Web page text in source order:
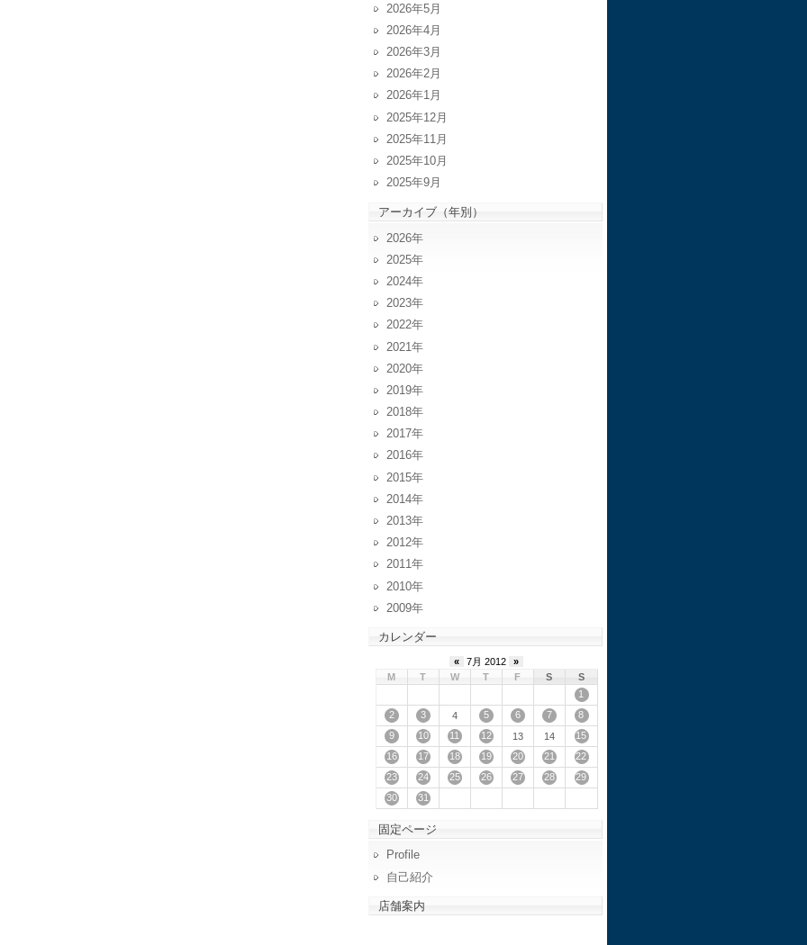
2026年5月
2026年4月
2026年3月
2026年2月
2026年1月
2025年12月
2025年11月
2025年10月
2025年9月
アーカイブ（年別）
2026
2025
2024
2023
2022
2021
2020
2019
2018
2017
2016
2015
2014
2013
2012
2011
2010
2009
カレンダー
« 7月 2012
»
M
T W T F S
S
1
2
3 4 5 6 7
8
9
10 11 12 13 14
15
16
17 18 19 20 21
22
23
24 25 26 27 28
29
30
31
固定ページ
Profile
自己紹介
店舗案内